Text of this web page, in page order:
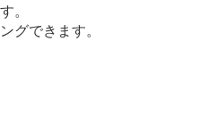
。
グできます。